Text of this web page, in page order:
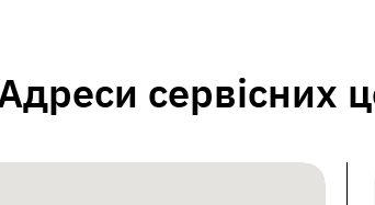
сервісних